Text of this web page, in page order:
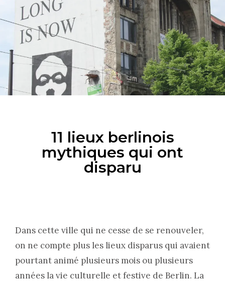
11 lieux berlinois
mythiques qui ont
disparu
Dans cette ville qui ne cesse de se renouveler,
on ne compte plus les lieux disparus qui avaient
pourtant animé plusieurs mois ou plusieurs
années la vie culturelle et festive de Berlin. La